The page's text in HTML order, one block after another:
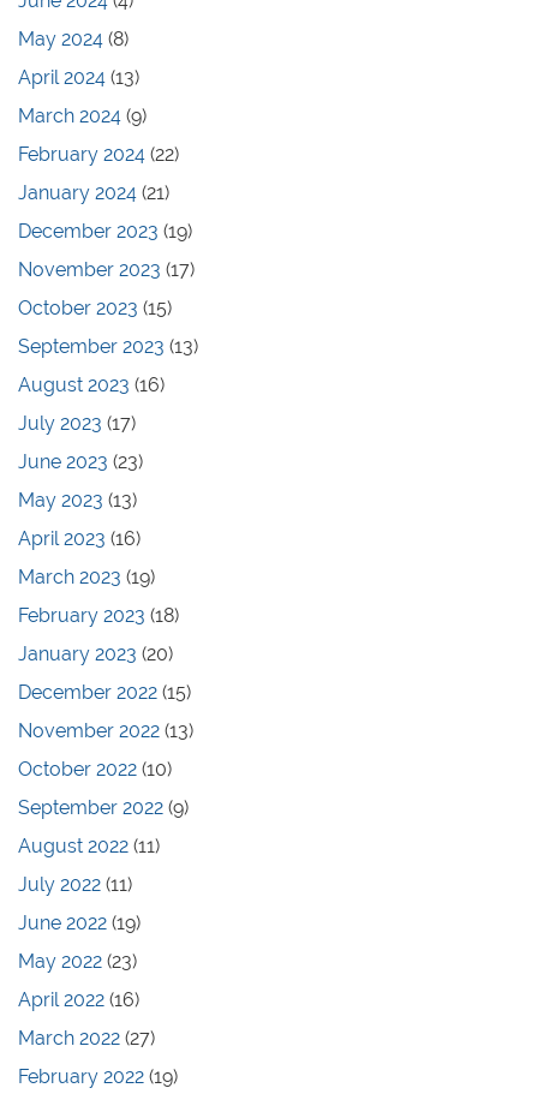
May 2024 (8)
April 2024 (13)
March 2024 (9)
February 2024 (22)
January 2024 (21)
December 2023 (19)
November 2023 (17)
October 2023 (15)
September 2023 (13)
August 2023 (16)
July 2023 (17)
June 2023 (23)
May 2023 (13)
April 2023 (16)
March 2023 (19)
February 2023 (18)
January 2023 (20)
December 2022 (15)
November 2022 (13)
October 2022 (10)
September 2022 (9)
August 2022 (11)
July 2022 (11)
June 2022 (19)
May 2022 (23)
April 2022 (16)
March 2022 (27)
February 2022 (19)